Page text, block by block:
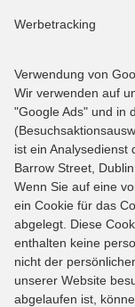
Werbetracking
Verwendung von
Wir verwenden auf
"Google Ads" und in
ist ein Analysedienst
Barrow Street,
Wenn Sie auf eine
ein Cookie für das
abgelegt. Diese
enthalten keine
nicht der
unserer Website
abgelaufen ist,